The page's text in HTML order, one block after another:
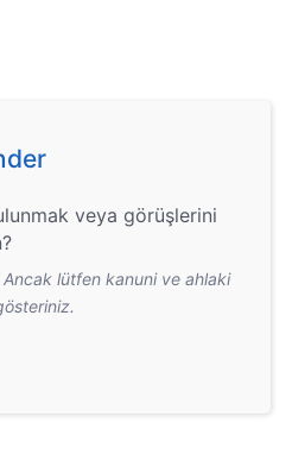
veya görüşlerini
Ancak lütfen kanuni ve ahlaki